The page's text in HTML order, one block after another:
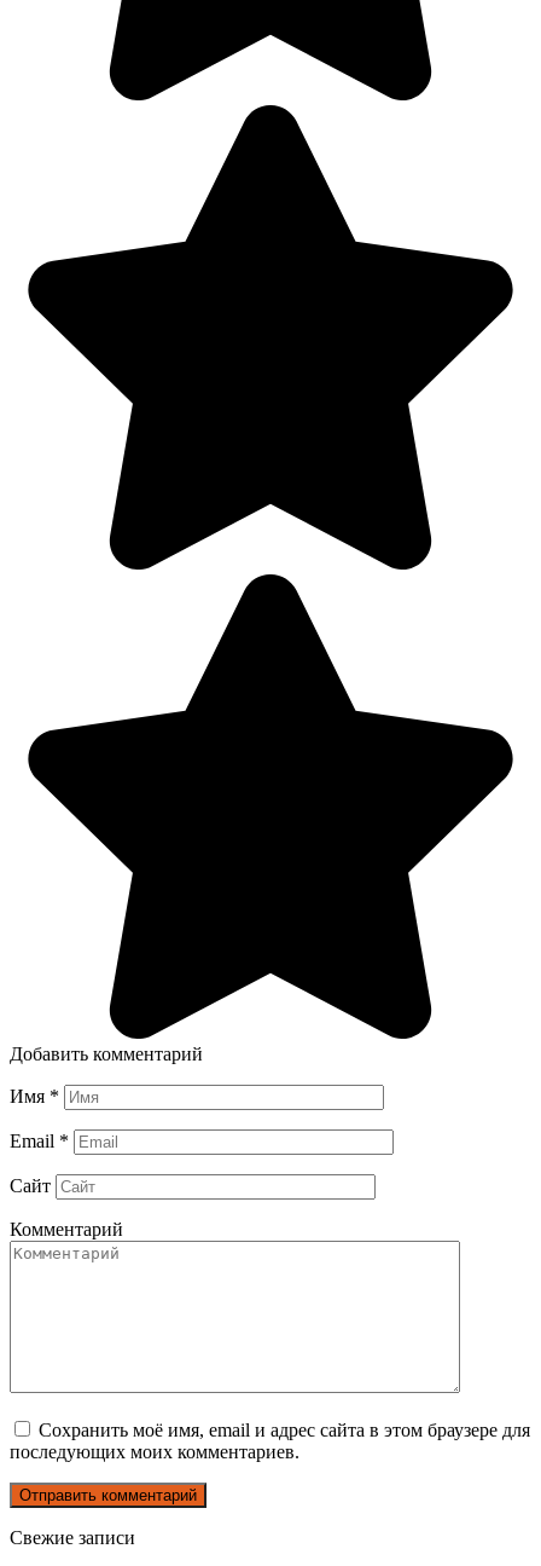
Добавить комментарий
Имя *
Email *
Сайт
Комментарий
Сохранить моё имя, email и адрес сайта в этом браузере для
последующих моих комментариев.
Свежие записи